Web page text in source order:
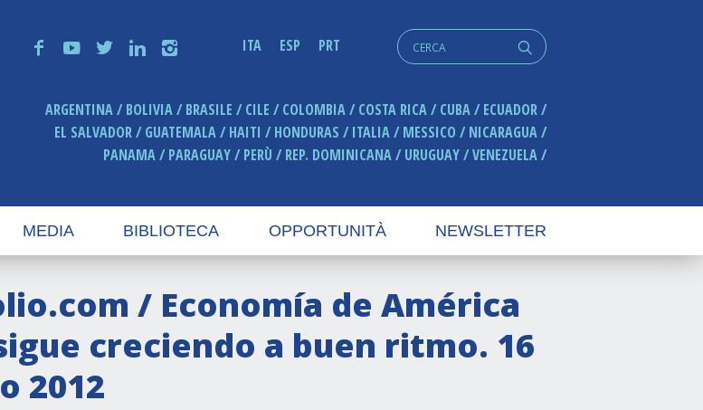
f y t n i ITA ESP PRT q
Cerca:
ARGENTINA BOLIVIA BRASILE CILE COLOMBIA COSTA RICA CUBA
ECUADOR
EL SALVADOR
GUATEMALA HAITI HONDURAS ITALIA MESSICO
NICARAGUA
PANAMA
PARAGUAY PERÙ REP. DOMINICANA URUGUAY VENEZUELA
MEDIA BIBLIOTECA OPPORTUNITÀ NEWSLETTER
/ Economía de América
creciendo a buen ritmo. 16
2012